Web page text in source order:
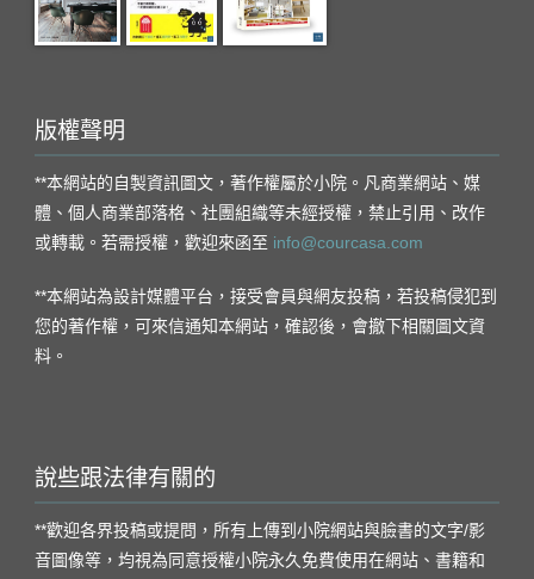
版權聲明
**本網站的自製資訊圖文，著作權屬於小院。凡商業網站、媒
體、個人商業部落格、社團組織等未經授權，禁止引用、改作
或轉載。若需授權，歡迎來函至 info@courcasa.com
**本網站為設計媒體平台，接受會員與網友投稿，若投稿侵犯到
您的著作權，可來信通知本網站，確認後，會撤下相關圖文資
料。
說些跟法律有關的
**歡迎各界投稿或提問，所有上傳到小院網站與臉書的文字/影
音圖像等，均視為同意授權小院永久免費使用在網站、書籍和